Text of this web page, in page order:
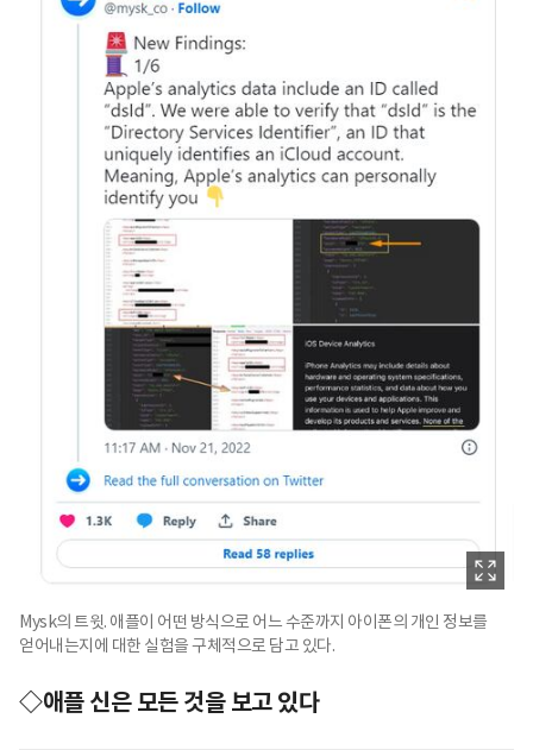
Mysk의 트윗. 애플이 어떤 방식으로 어느 수준까지 아이폰의 개인 정보를
얻어내는지에 대한 실험을 구체적으로 담고 있다.
◇애플 신은 모든 것을 보고 있다